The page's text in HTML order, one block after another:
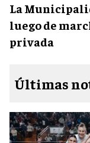
La
luego de
privada
Últimas